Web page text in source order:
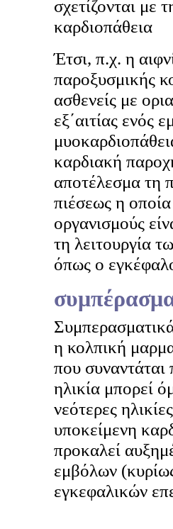
σχετίζονται με
καρδιοπάθεια
Έτσι, π.χ. η
παροξυσμικής
ασθενείς με
εξ΄αιτίας ενός
καρδιακή
αποτέλεσμα τη
πιέσεως η
οργανισμούς
τη λειτουργία
όπως ο
η κολπική
που συναντάται
ηλικία μπορεί
νεότερες
υποκείμενη
προκαλεί
εμβόλων
εγκεφαλικών